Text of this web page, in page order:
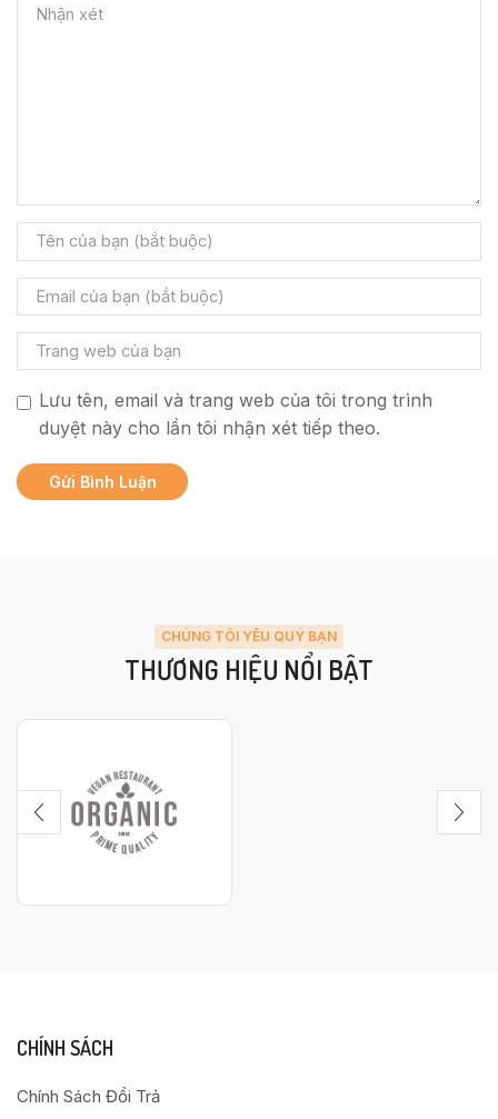
Lưu tên, email và trang web của tôi trong trình
duyệt này cho lần tôi nhận xét tiếp theo.
CHÚNG TÔI YÊU QUÝ BẠN
THƯƠNG HIỆU NỔI BẬT
CHÍNH SÁCH
Chính Sách Đổi Trả